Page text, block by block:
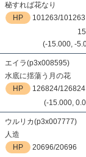
秘すれば花なり
HP
101263/101263
15
(-15.000, -
エイラ(p3x008595)
水底に揺蕩う月の花
HP
126824/126824
(-15.000,
ウルリカ(p3x007777)
人造
HP
20696/20696